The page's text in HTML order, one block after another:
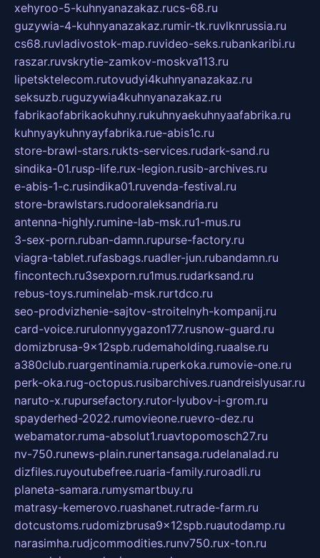
xehyroo-5-kuhnyanazakaz.rucs-68.ru
guzywia-4-kuhnyanazakaz.rumir-tk.ruvlknrussia.ru
cs68.ruvladivostok-map.ruvideo-seks.rubankaribi.ru
raszar.ruvskrytie-zamkov-moskva113.ru
lipetsktelecom.rutovudyi4kuhnyanazakaz.ru
seksuzb.ruguzywia4kuhnyanazakaz.ru
fabrikaofabrikaokuhny.rukuhnyaekuhnyaafabrika.ru
kuhnyaykuhnyayfabrika.rue-abis1c.ru
store-brawl-stars.rukts-services.rudark-sand.ru
sindika-01.rusp-life.rux-legion.rusib-archives.ru
e-abis-1-c.rusindika01.ruvenda-festival.ru
store-brawlstars.rudooraleksandria.ru
antenna-highly.rumine-lab-msk.ru1-mus.ru
3-sex-porn.ruban-damn.rupurse-factory.ru
viagra-tablet.rufasbags.ruadler-jun.rubandamn.ru
fincontech.ru3sexporn.ru1mus.rudarksand.ru
rebus-toys.ruminelab-msk.rurtdco.ru
seo-prodvizhenie-sajtov-stroitelnyh-kompanij.ru
card-voice.rurulonnyygazon177.rusnow-guard.ru
domizbrusa-9x12spb.rudemaholding.ruaalse.ru
a380club.ruargentinamia.ruperkoka.rumovie-one.ru
perk-oka.rug-octopus.rusibarchives.ruandreislyusar.ru
naruto-x.rupursefactory.rutor-lyubov-i-grom.ru
spayderhed-2022.rumovieone.ruevro-dez.ru
webamator.ruma-absolut1.ruavtopomosch27.ru
nv-750.runews-plain.runertansaga.rudelanalad.ru
dizfiles.ruyoutubefree.ruaria-family.ruroadli.ru
planeta-samara.rumysmartbuy.ru
matrasy-kemerovo.ruashanet.rutrade-farm.ru
dotcustoms.rudomizbrusa9x12spb.ruautodamp.ru
narasimha.rudjcommodities.runv750.rux-ton.ru